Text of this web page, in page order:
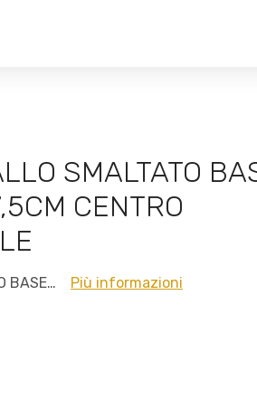
SMALTATO
CENTRO
BASE… Più informazioni